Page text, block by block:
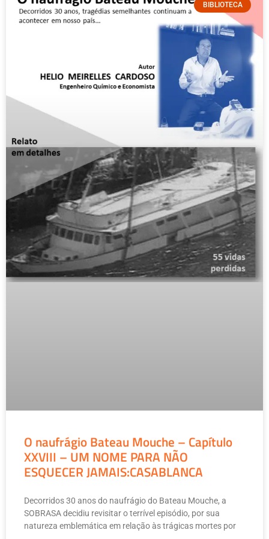
BIBLIOTECA
O naufrágio Bateau Mouche – Capítulo
XXVIII – UM NOME PARA NÃO
ESQUECER JAMAIS:CASABLANCA
Decorridos 30 anos do naufrágio do Bateau Mouche, a
SOBRASA decidiu revisitar o terrível episódio, por sua
natureza emblemática em relação às trágicas mortes por